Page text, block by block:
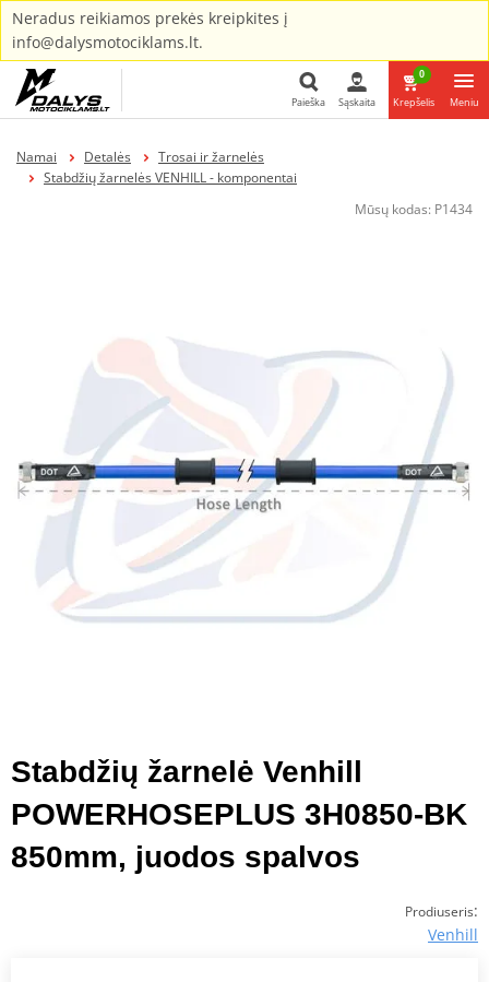
Neradus reikiamos prekės kreipkites į
info@dalysmotociklams.lt.
Paieška Sąskaita
0
Krepšelis Meniu
Namai Detalės
Trosai ir žarnelės
Stabdžių žarnelės VENHILL - komponentai
Mūsų kodas: P1434
Stabdžių žarnelė Venhill
POWERHOSEPLUS 3H0850-BK
850mm, juodos spalvos
Prodiuseris:
Venhill